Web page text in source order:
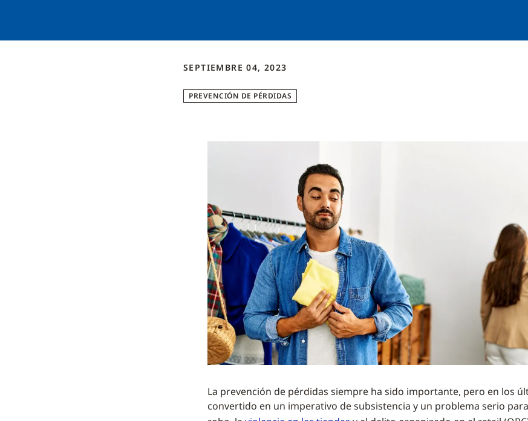
SEPTIEMBRE 04, 2023
PREVENCIÓN DE PÉRDIDAS
La prevención de pérdidas siempre ha sido importante, pero en los
convertido en un imperativo de subsistencia y un problema serio